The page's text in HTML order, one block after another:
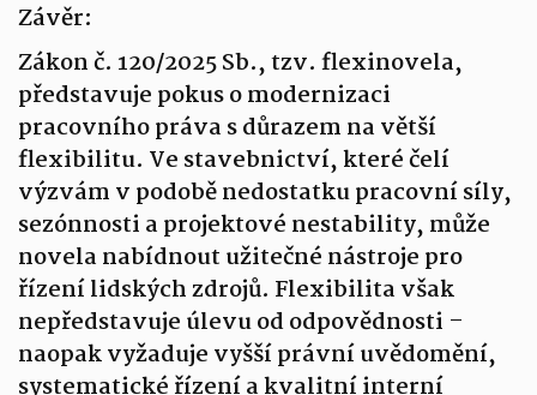
Závěr:
Zákon č. 120/2025 Sb., tzv. flexinovela,
představuje pokus o modernizaci
pracovního práva s důrazem na větší
flexibilitu. Ve stavebnictví, které čelí
výzvám v podobě nedostatku pracovní síly,
sezónnosti a projektové nestability, může
novela nabídnout užitečné nástroje pro
řízení lidských zdrojů. Flexibilita však
nepředstavuje úlevu od odpovědnosti –
naopak vyžaduje vyšší právní uvědomění,
systematické řízení a kvalitní interní